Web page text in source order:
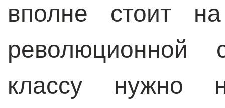
вполне стоит
революционной
классу нужно